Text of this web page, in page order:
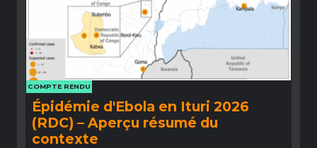
COMPTE RENDU
Épidémie d'Ebola en Ituri 2026
(RDC) – Aperçu résumé du
contexte